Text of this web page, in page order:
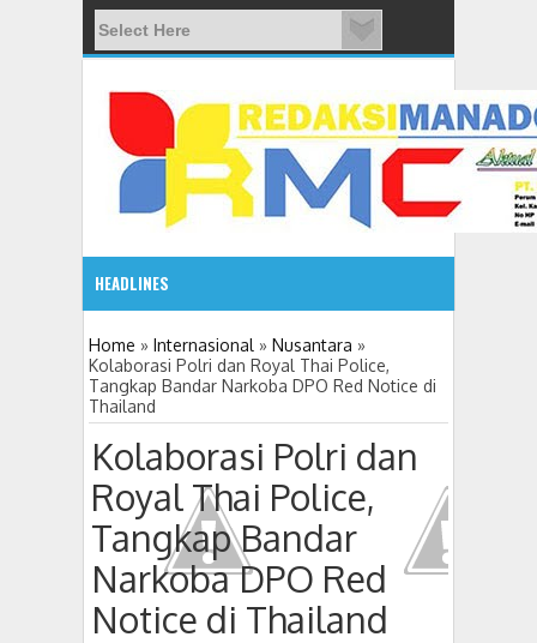
HEADLINES
08:03 AM
ADVETORIAL JONRU GANTIKAN MONO PIMPIN DPRD
Home » Internasional » Nusantara »
Kolaborasi Polri dan Royal Thai Police,
Tangkap Bandar Narkoba DPO Red Notice di
Thailand
Kolaborasi Polri dan
Royal Thai Police,
Tangkap Bandar
Narkoba DPO Red
Notice di Thailand